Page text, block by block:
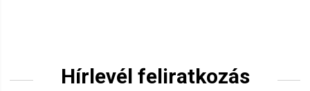
Hírlevél feliratkozás